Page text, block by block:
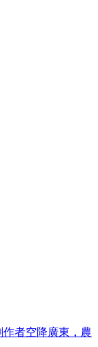
作者空降廣東，農